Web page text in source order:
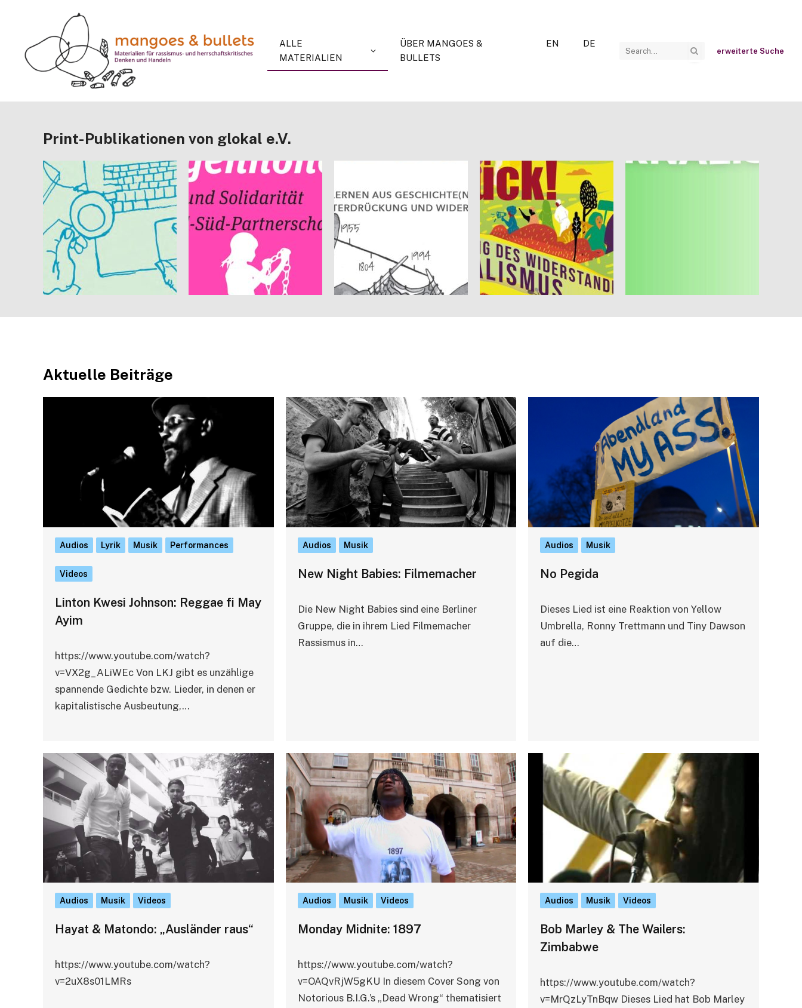
ALLE
MATERIALIEN
ÜBER MANGOES &
BULLETS
EN DE
erweiterte Suche
Print-Publikationen von glokal e.V.
Aktuelle Beiträge
Audios Lyrik Musik Performances
Videos
Linton Kwesi Johnson: Reggae fi May
Ayim
https://www.youtube.com/watch?
v=VX2g_ALiWEc Von LKJ gibt es unzählige
spannende Gedichte bzw. Lieder, in denen er
kapitalistische Ausbeutung,…
Audios Musik
New Night Babies: Filmemacher
Die New Night Babies sind eine Berliner
Gruppe, die in ihrem Lied Filmemacher
Rassismus in…
Audios Musik
No Pegida
Dieses Lied ist eine Reaktion von Yellow
Umbrella, Ronny Trettmann und Tiny Dawson
auf die…
Audios Musik Videos
Hayat & Matondo: „Ausländer raus“
https://www.youtube.com/watch?
v=2uX8s01LMRs
Audios Musik Videos
Monday Midnite: 1897
https://www.youtube.com/watch?
v=OAQvRjW5gKU In diesem Cover Song von
Notorious B.I.G.’s „Dead Wrong“ thematisiert
Audios Musik Videos
Bob Marley & The Wailers:
Zimbabwe
https://www.youtube.com/watch?
v=MrQzLyTnBqw Dieses Lied hat Bob Marley